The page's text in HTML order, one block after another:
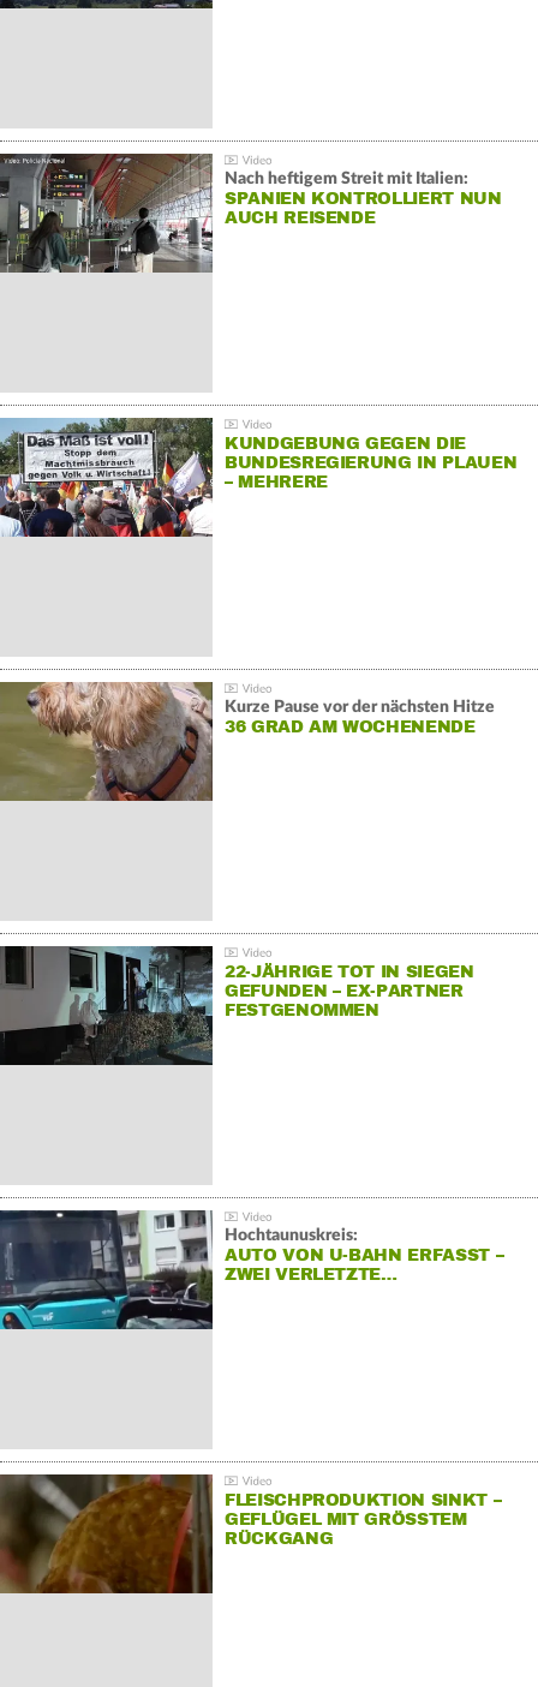
Nach heftigem Streit mit Italien:
SPANIEN KONTROLLIERT NUN
AUCH REISENDE
KUNDGEBUNG GEGEN DIE
BUNDESREGIERUNG IN PLAUEN
– MEHRERE
Kurze Pause vor der nächsten Hitze
36 GRAD AM WOCHENENDE
22-JÄHRIGE TOT IN SIEGEN
GEFUNDEN – EX-PARTNER
FESTGENOMMEN
Hochtaunuskreis:
AUTO VON U-BAHN ERFASST –
ZWEI VERLETZTE…
FLEISCHPRODUKTION SINKT –
GEFLÜGEL MIT GRÖSSTEM R
ÜCKGANG